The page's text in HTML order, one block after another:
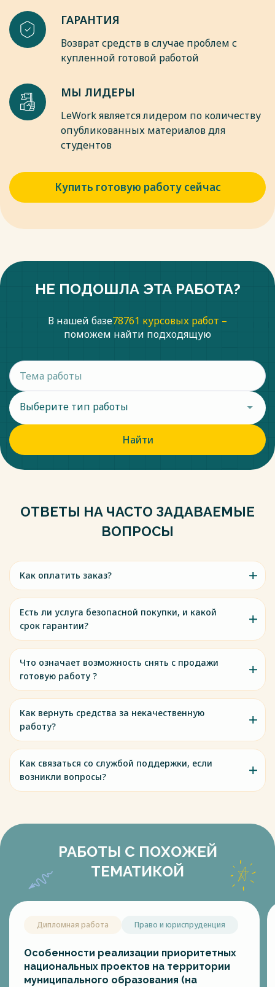
ГАРАНТИЯ
Возврат средств в случае проблем с
купленной готовой работой
МЫ ЛИДЕРЫ
LeWork является лидером по количеству
опубликованных материалов для
студентов
Купить готовую работу сейчас
НЕ ПОДОШЛА ЭТА РАБОТА?
В нашей базе78761 курсовых работ –
поможем найти подходящую
Выберите тип работы
Найти
ОТВЕТЫ НА ЧАСТО ЗАДАВАЕМЫЕ
ВОПРОСЫ
Как оплатить заказ?
Есть ли услуга безопасной покупки, и какой
срок гарантии?
Что означает возможность снять с продажи
готовую работу ?
Как вернуть средства за некачественную
работу?
Как связаться со службой поддержки, если
возникли вопросы?
РАБОТЫ С ПОХОЖЕЙ
ТЕМАТИКОЙ
Дипломная работа Право и юриспруденция
Особенности реализации приоритетных
национальных проектов на территории
муниципального образования (на